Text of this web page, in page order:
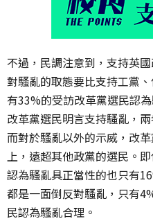
不過，民調注意到，支持英
對騷亂的取態要比支持工黨
有33%的受訪改革黨選民認
改革黨選民明言支持騷亂，
而對於騷亂以外的示威，改
上，遠超其他政黨的選民。
認為騷亂具正當性的也只有
都是一面倒反對騷亂，只有
民認為騷亂合理。